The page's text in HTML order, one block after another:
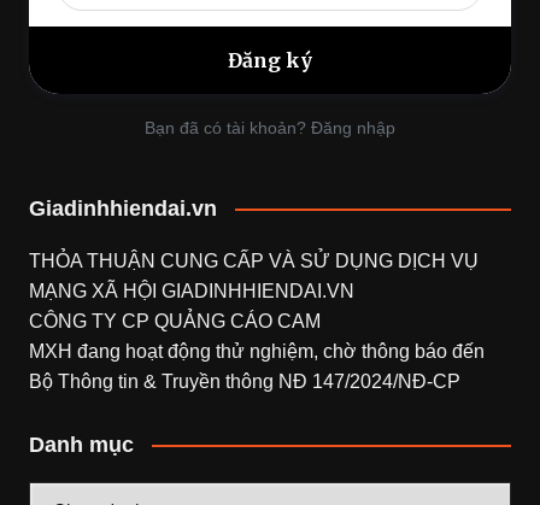
Bạn đã có tài khoản? Đăng nhập
Giadinhhiendai.vn
THỎA THUẬN CUNG CẤP VÀ SỬ DỤNG DỊCH VỤ
MẠNG XÃ HỘI GIADINHHIENDAI.VN
CÔNG TY CP QUẢNG CÁO CAM
MXH đang hoạt động thử nghiệm, chờ thông báo đến
Bộ Thông tin & Truyền thông NĐ 147/2024/NĐ-CP
Danh mục